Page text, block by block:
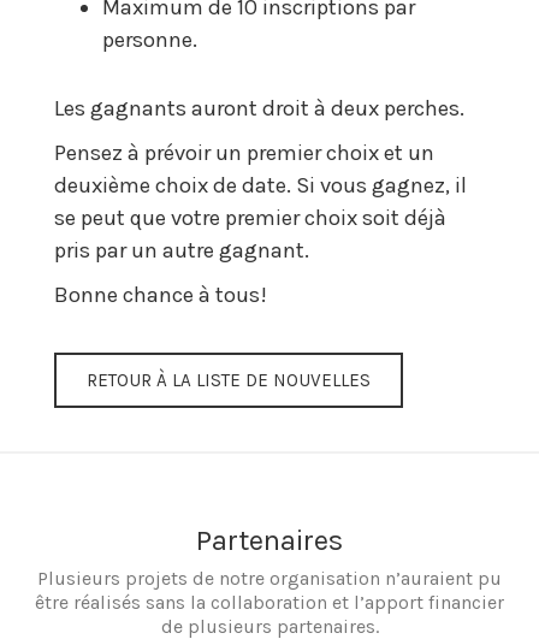
Maximum de 10 inscriptions par
personne.
Les gagnants auront droit à deux perches.
Pensez à prévoir un premier choix et un
deuxième choix de date. Si vous gagnez, il
se peut que votre premier choix soit déjà
pris par un autre gagnant.
Bonne chance à tous!
RETOUR À LA LISTE DE NOUVELLES
Partenaires
Plusieurs projets de notre organisation n’auraient pu
être réalisés sans la collaboration et l’apport financier
de plusieurs partenaires.